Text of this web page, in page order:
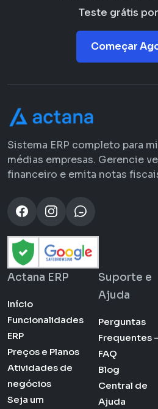
Teste grátis
Começar
Sistema ERP completo para
médias empresas. Gerencie
financeiro e emita notas
Actana ERP
Início
Funcionalidades
ERP
Preços e Planos
Atividades de
negócios
Seja um
Suporte e
Ajuda
Perguntas
Frequentes -
FAQ
Blog
Central de
Ajuda